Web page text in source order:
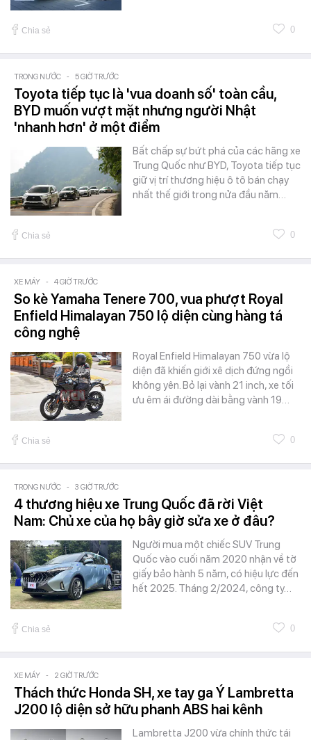
Chia sẻ 0
TRONG NƯỚC - 5 GIỜ TRƯỚC
Toyota tiếp tục là 'vua doanh số' toàn cầu,
BYD muốn vượt mặt nhưng người Nhật
'nhanh hơn' ở một điểm
Bất chấp sự bứt phá của các hãng xe
Trung Quốc như BYD, Toyota tiếp tục
giữ vị trí thương hiệu ô tô bán chạy
nhất thế giới trong nửa đầu năm…
Chia sẻ 0
XE MÁY - 4 GIỜ TRƯỚC
So kè Yamaha Tenere 700, vua phượt Royal
Enfield Himalayan 750 lộ diện cùng hàng tá
công nghệ
Royal Enfield Himalayan 750 vừa lộ
diện đã khiến giới xê dịch đứng ngồi
không yên. Bỏ lại vành 21 inch, xe tối
ưu êm ái đường dài bằng vành 19…
Chia sẻ 0
TRONG NƯỚC - 3 GIỜ TRƯỚC
4 thương hiệu xe Trung Quốc đã rời Việt
Nam: Chủ xe của họ bây giờ sửa xe ở đâu?
Người mua một chiếc SUV Trung
Quốc vào cuối năm 2020 nhận về tờ
giấy bảo hành 5 năm, có hiệu lực đến
hết 2025. Tháng 2/2024, công ty…
Chia sẻ 0
XE MÁY - 2 GIỜ TRƯỚC
Thách thức Honda SH, xe tay ga Ý Lambretta
J200 lộ diện sở hữu phanh ABS hai kênh
Lambretta J200 vừa chính thức tái